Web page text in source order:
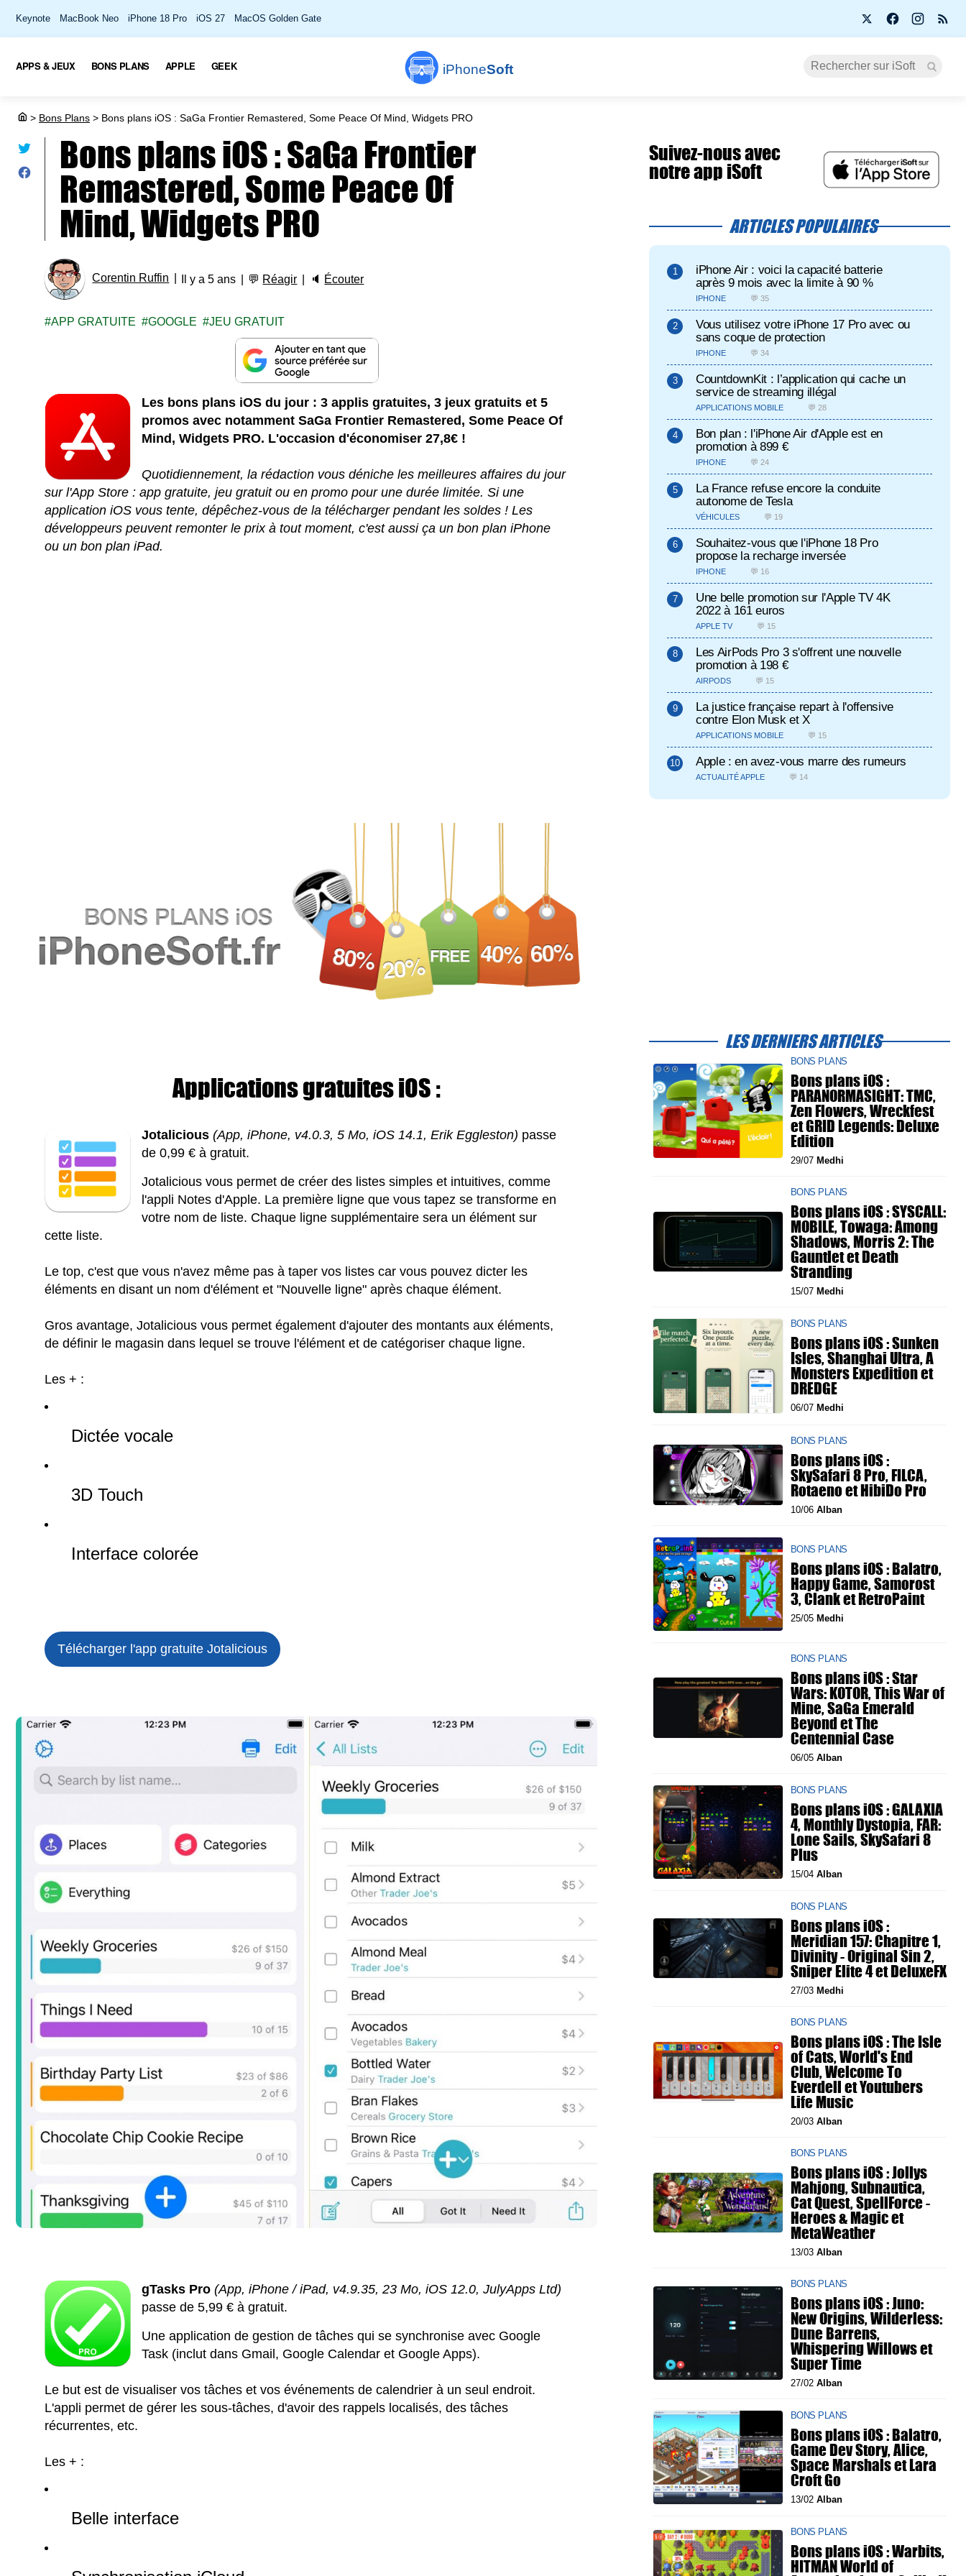
Keynote MacBook Neo iPhone 18 Pro iOS 27 MacOS Golden Gate
iPhoneSoft
APPS & JEUX BONS PLANS APPLE GEEK
> Bons Plans > Bons plans iOS : SaGa Frontier Remastered, Some Peace Of Mind, Widgets PRO
Bons plans iOS : SaGa Frontier
Remastered, Some Peace Of
Mind, Widgets PRO
Corentin Ruffin Il y a 5 ans 💬 Réagir 🔈 Écouter
APP GRATUITE GOOGLE JEU GRATUIT
Les bons plans iOS du jour : 3 applis gratuites, 3 jeux gratuits et 5
promos avec notamment SaGa Frontier Remastered, Some Peace Of
Mind, Widgets PRO. L'occasion d'économiser 27,8€ !
Quotidiennement, la rédaction vous déniche les meilleures affaires du jour
sur l'App Store : app gratuite, jeu gratuit ou en promo pour une durée limitée. Si une
application iOS vous tente, dépêchez-vous de la télécharger pendant les soldes ! Les
développeurs peuvent remonter le prix à tout moment, c'est aussi ça un bon plan iPhone
ou un bon plan iPad.
Applications gratuites iOS :
Jotalicious (App, iPhone, v4.0.3, 5 Mo, iOS 14.1, Erik Eggleston) passe
de 0,99 € à gratuit.
Jotalicious vous permet de créer des listes simples et intuitives, comme
l'appli Notes d'Apple. La première ligne que vous tapez se transforme en
votre nom de liste. Chaque ligne supplémentaire sera un élément sur
cette liste.
Le top, c'est que vous n'avez même pas à taper vos listes car vous pouvez dicter les
éléments en disant un nom d'élément et "Nouvelle ligne" après chaque élément.
Gros avantage, Jotalicious vous permet également d'ajouter des montants aux éléments,
de définir le magasin dans lequel se trouve l'élément et de catégoriser chaque ligne.
Les + :
Dictée vocale
3D Touch
Interface colorée
Télécharger l'app gratuiteJotalicious
gTasks Pro (App, iPhone / iPad, v4.9.35, 23 Mo, iOS 12.0, JulyApps Ltd)
passe de 5,99 € à gratuit.
Une application de gestion de tâches qui se synchronise avec Google
Task (inclut dans Gmail, Google Calendar et Google Apps).
Le but est de visualiser vos tâches et vos événements de calendrier à un seul endroit.
L'appli permet de gérer les sous-tâches, d'avoir des rappels localisés, des tâches
récurrentes, etc.
Les + :
Belle interface
Suivez-nous avec
notre app iSoft
ARTICLES POPULAIRES
iPhone Air : voici la capacité batterie
après 9 mois avec la limite à 90 %
IPHONE 💬 35
Vous utilisez votre iPhone 17 Pro avec ou
sans coque de protection
IPHONE 💬 34
CountdownKit : l’application qui cache un
service de streaming illégal
APPLICATIONS MOBILE 💬 28
Bon plan : l'iPhone Air d'Apple est en
promotion à 899 €
IPHONE 💬 24
La France refuse encore la conduite
autonome de Tesla
VÉHICULES 💬 19
Souhaitez-vous que l'iPhone 18 Pro
propose la recharge inversée
IPHONE 💬 16
Une belle promotion sur l'Apple TV 4K
2022 à 161 euros
APPLE TV 💬 15
Les AirPods Pro 3 s'offrent une nouvelle
promotion à 198 €
AIRPODS 💬 15
La justice française repart à l'offensive
contre Elon Musk et X
APPLICATIONS MOBILE 💬 15
Apple : en avez-vous marre des rumeurs
ACTUALITÉ APPLE 💬 14
LES DERNIERS ARTICLES
BONS PLANS
Bons plans iOS :
PARANORMASIGHT: TMC,
Zen Flowers, Wreckfest
et GRID Legends: Deluxe
Edition
29/07 Medhi
BONS PLANS
Bons plans iOS : SYSCALL:
MOBILE, Towaga: Among
Shadows, Morris 2: The
Gauntlet et Death
Stranding
15/07 Medhi
BONS PLANS
Bons plans iOS : Sunken
Isles, Shanghai Ultra, A
Monsters Expedition et
DREDGE
06/07 Medhi
BONS PLANS
Bons plans iOS :
SkySafari 8 Pro, FILCA,
Rotaeno et HibiDo Pro
10/06 Alban
BONS PLANS
Bons plans iOS : Balatro,
Happy Game, Samorost
3, Clank et RetroPaint
25/05 Medhi
BONS PLANS
Bons plans iOS : Star
Wars: KOTOR, This War of
Mine, SaGa Emerald
Beyond et The
Centennial Case
06/05 Alban
BONS PLANS
Bons plans iOS : GALAXIA
4, Monthly Dystopia, FAR:
Lone Sails, SkySafari 8
Plus
15/04 Alban
BONS PLANS
Bons plans iOS :
Meridian 157: Chapitre 1,
Divinity - Original Sin 2,
Sniper Elite 4 et DeluxeFX
27/03 Medhi
BONS PLANS
Bons plans iOS : The Isle
of Cats, World's End
Club, Welcome To
Everdell et Youtubers
Life Music
20/03 Alban
BONS PLANS
Bons plans iOS : Jollys
Mahjong, Subnautica,
Cat Quest, SpellForce -
Heroes & Magic et
MetaWeather
13/03 Alban
BONS PLANS
Bons plans iOS : Juno:
New Origins, Wilderless:
Dune Barrens,
Whispering Willows et
Super Time
27/02 Alban
BONS PLANS
Bons plans iOS : Balatro,
Game Dev Story, Alice,
Space Marshals et Lara
Croft Go
13/02 Alban
BONS PLANS
Bons plans iOS : Warbits,
HITMAN World of